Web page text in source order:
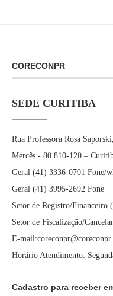
CORECONPR
SEDE CURITIBA
Rua Professora Rosa
Mercês - 80.810-120 –
Geral (41) 3336-0701 Fone/
Geral (41) 3995-2692 Fone
Setor de Registro/Financeiro
Setor de Fiscalização/
E-
Horário Atendimento:
Cadastro para receber